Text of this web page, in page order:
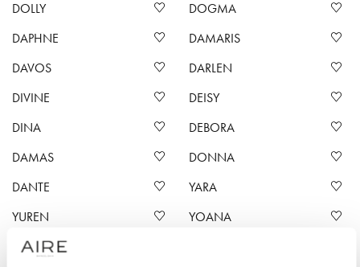
DOLLY
DOGMA
DAPHNE
DAMARIS
DAVOS
DARLEN
DIVINE
DEISY
DINA
DEBORA
DAMAS
DONNA
DANTE
YARA
YUREN
YOANA
YAIZA